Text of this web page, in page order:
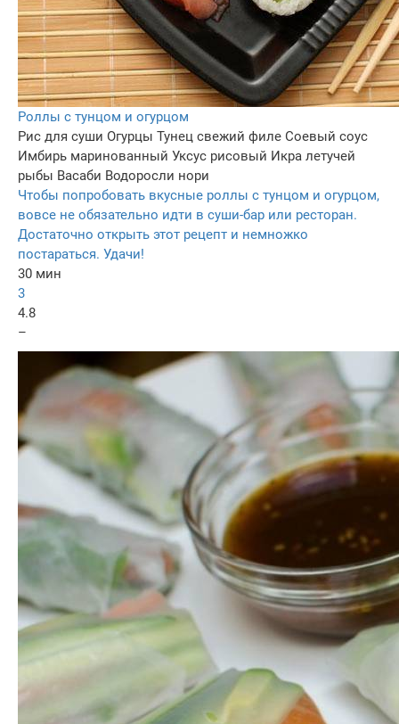
Роллы с тунцом и огурцом
Рис для суши Огурцы Тунец свежий филе Соевый соус
Имбирь маринованный Уксус рисовый Икра летучей
рыбы Васаби Водоросли нори
Чтобы попробовать вкусные роллы с тунцом и огурцом,
вовсе не обязательно идти в суши-бар или ресторан.
Достаточно открыть этот рецепт и немножко
постараться. Удачи!
30 мин
3
4.8
–